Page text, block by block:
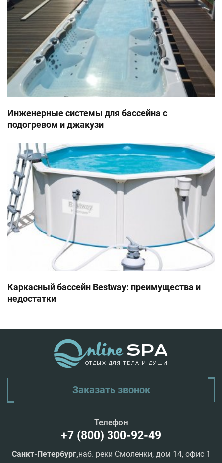
Инженерные системы для бассейна с
подогревом и джакузи
Каркасный бассейн Bestway: преимущества и
недостатки
ОТДЫХ ДЛЯ ТЕЛА И ДУШИ
Заказать звонок
Телефон
+7 (800) 300-92-49
Санкт-Петербург,наб. реки Смоленки, дом 14, офис 1